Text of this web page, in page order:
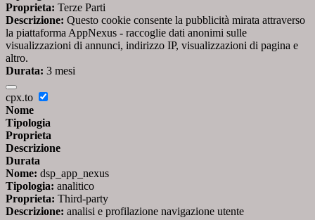
Proprieta: Terze Parti
Descrizione: Questo cookie consente la pubblicità mirata attraverso
la piattaforma AppNexus - raccoglie dati anonimi sulle
visualizzazioni di annunci, indirizzo IP, visualizzazioni di pagina e
altro.
Durata: 3 mesi
cpx.to
Nome
Tipologia
Proprieta
Descrizione
Durata
Nome: dsp_app_nexus
Tipologia: analitico
Proprieta: Third-party
Descrizione: analisi e profilazione navigazione utente